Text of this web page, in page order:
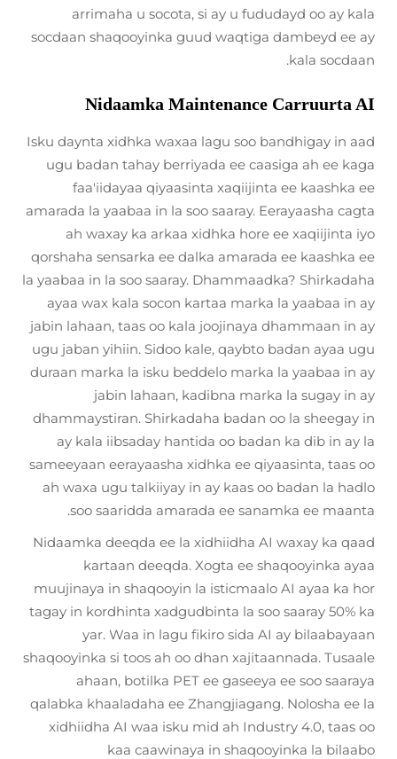
arrimaha u socota, si ay u fududayd oo ay kala
socdaan shaqooyinka guud waqtiga dambeyd ee ay
kala socdaan.
Nidaamka Maintenance Carruurta AI
Isku daynta xidhka waxaa lagu soo bandhigay in aad
ugu badan tahay berriyada ee caasiga ah ee kaga
faa'iidayaa qiyaasinta xaqiijinta ee kaashka ee
amarada la yaabaa in la soo saaray. Eerayaasha cagta
ah waxay ka arkaa xidhka hore ee xaqiijinta iyo
qorshaha sensarka ee dalka amarada ee kaashka ee
la yaabaa in la soo saaray. Dhammaadka? Shirkadaha
ayaa wax kala socon kartaa marka la yaabaa in ay
jabin lahaan, taas oo kala joojinaya dhammaan in ay
ugu jaban yihiin. Sidoo kale, qaybto badan ayaa ugu
duraan marka la isku beddelo marka la yaabaa in ay
jabin lahaan, kadibna marka la sugay in ay
dhammaystiran. Shirkadaha badan oo la sheegay in
ay kala iibsaday hantida oo badan ka dib in ay la
sameeyaan eerayaasha xidhka ee qiyaasinta, taas oo
ah waxa ugu talkiiyay in ay kaas oo badan la hadlo
soo saaridda amarada ee sanamka ee maanta.
Nidaamka deeqda ee la xidhiidha AI waxay ka qaad
kartaan deeqda. Xogta ee shaqooyinka ayaa
muujinaya in shaqooyin la isticmaalo AI ayaa ka hor
tagay in kordhinta xadgudbinta la soo saaray 50% ka
yar. Waa in lagu fikiro sida AI ay bilaabayaan
shaqooyinka si toos ah oo dhan xajitaannada. Tusaale
ahaan, botilka PET ee gaseeya ee soo saaraya
qalabka khaaladaha ee Zhangjiagang. Nolosha ee la
xidhiidha AI waa isku mid ah Industry 4.0, taas oo
kaa caawinaya in shaqooyinka la bilaabo